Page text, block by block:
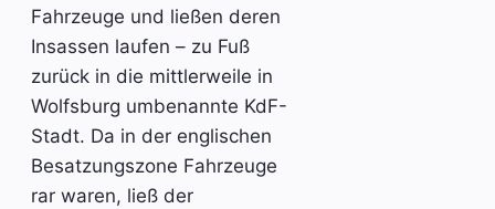
Fahrzeuge und ließen deren
Insassen laufen – zu Fuß
zurück in die mittlerweile in
Wolfsburg umbenannte KdF-
Stadt. Da in der englischen
Besatzungszone Fahrzeuge
rar waren, ließ der